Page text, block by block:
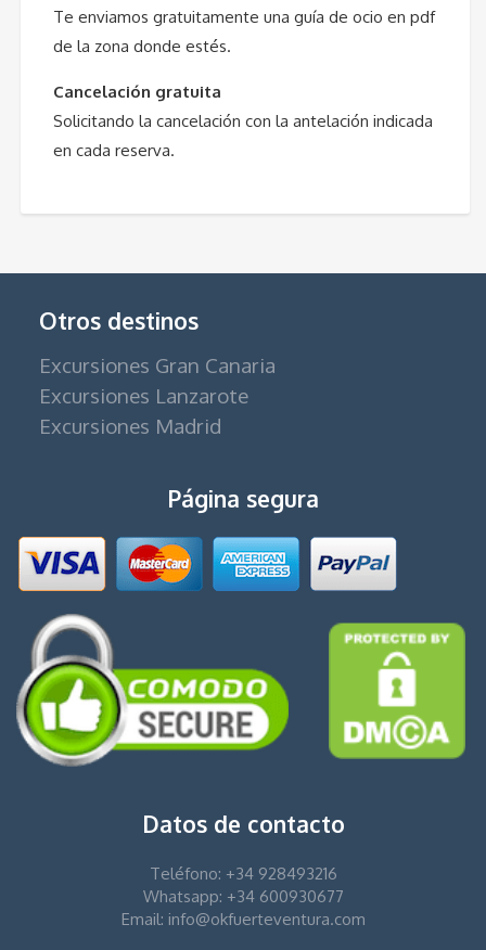
Te enviamos gratuitamente una guía de ocio en pdf
de la zona donde estés.
Cancelación gratuita
Solicitando la cancelación con la antelación indicada
en cada reserva.
Otros destinos
Excursiones Gran Canaria
Excursiones Lanzarote
Excursiones Madrid
Página segura
Datos de contacto
Teléfono: +34 928493216
Whatsapp: +34 600930677
Email: info@okfuerteventura.com